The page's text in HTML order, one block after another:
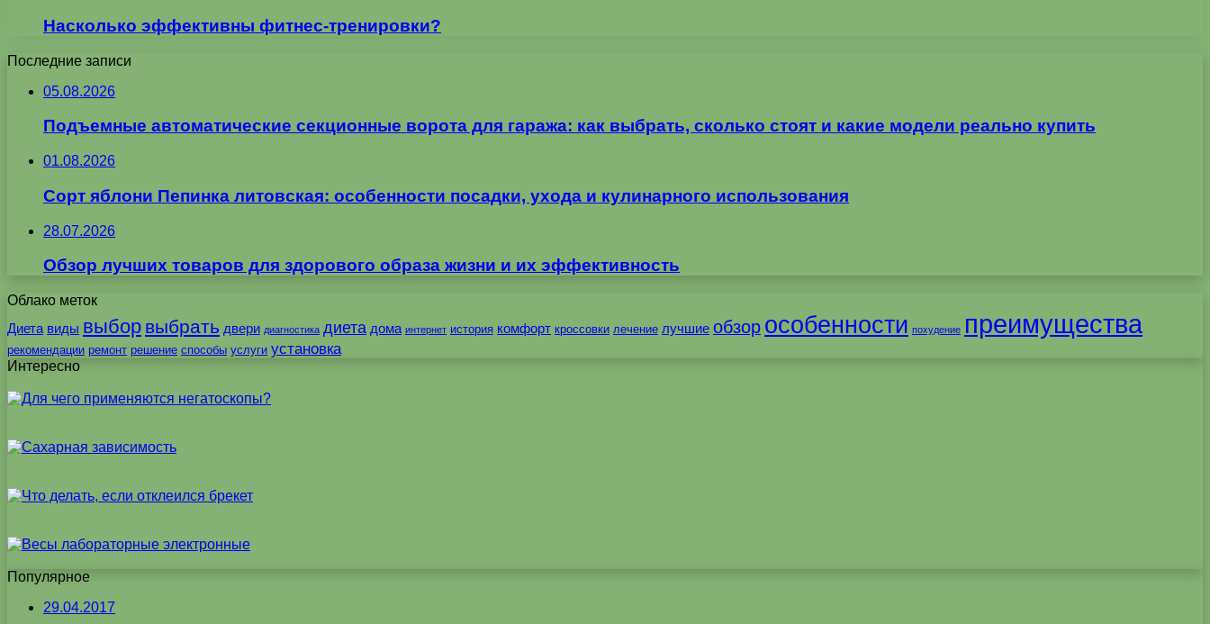
Насколько эффективны фитнес-тренировки?
Последние записи
05.08.2026
Подъемные автоматические секционные ворота для гаража: как выбрать, сколько стоят и какие модели реально купить
01.08.2026
Сорт яблони Пепинка литовская: особенности посадки, ухода и кулинарного использования
28.07.2026
Обзор лучших товаров для здорового образа жизни и их эффективность
Облако меток
Диета виды выбор выбрать двери диагностика диета дома интернет история комфорт кроссовки лечение лучшие обзор особенности похудение преимущества
рекомендации ремонт решение способы услуги установка
Интересно
Популярное
29.04.2017